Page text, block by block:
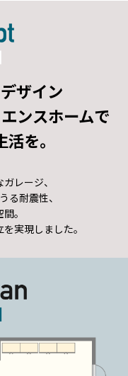
ザイン
ンスホームで
を。
レージ、
る耐震性、
。
実現しました。